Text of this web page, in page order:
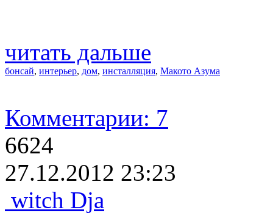
читать дальше
бонсай, интерьер, дом, инсталляция, Макото Азума
Комментарии: 7
6624
27.12.2012 23:23
witch Dja